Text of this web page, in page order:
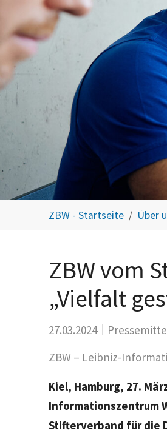
ZBW - Startseite Über
ZBW vom
„Vielfalt
27.03.2024
ZBW – Leibniz-
Kiel, Hamburg, 27.
Informationszentrum
Stifterverband für die